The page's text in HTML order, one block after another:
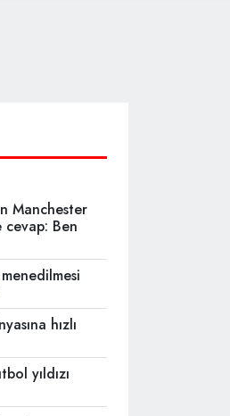
Manchester
cevap: Ben
hızlı
yıldızı